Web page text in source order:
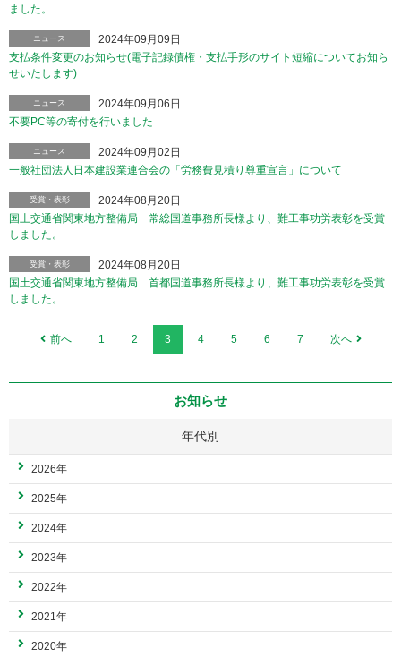
ました。
ニュース
2024年09月09日
支払条件変更のお知らせ(電子記録債権・支払手形のサイト短縮についてお知ら
せいたします)
ニュース
2024年09月06日
不要PC等の寄付を行いました
ニュース
2024年09月02日
一般社団法人日本建設業連合会の「労務費見積り尊重宣言」について
受賞・表彰
2024年08月20日
国土交通省関東地方整備局 常総国道事務所長様より、難工事功労表彰を受賞
しました。
受賞・表彰
2024年08月20日
国土交通省関東地方整備局 首都国道事務所長様より、難工事功労表彰を受賞
しました。
前へ 1 2 3 4 5 6 7 次へ
お知らせ
年代別
2026年
2025年
2024年
2023年
2022年
2021年
2020年